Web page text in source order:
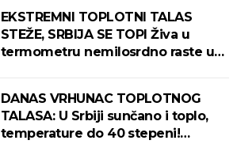
EKSTREMNI TOPLOTNI TALAS
STEŽE, SRBIJA SE TOPI Živa u
termometru nemilosrdno raste u
DANAS VRHUNAC TOPLOTNOG
TALASA: U Srbiji sunčano i toplo,
temperature do 40 stepeni!